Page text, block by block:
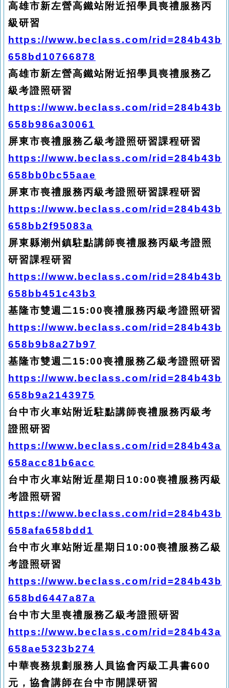
高雄市新左營高鐵站附近招學員喪禮服務丙
級研習
https://www.beclass.com/rid=284b43b
658bd10766878
高雄市新左營高鐵站附近招學員喪禮服務乙
級考證照研習
https://www.beclass.com/rid=284b43b
658b986a30061
屏東市喪禮服務乙級考證照研習課程研習
https://www.beclass.com/rid=284b43b
658bb0bc55aae
屏東市喪禮服務丙級考證照研習課程研習
https://www.beclass.com/rid=284b43b
658bb2f95083a
屏東縣潮州鎮駐點講師喪禮服務丙級考證照
研習課程研習
https://www.beclass.com/rid=284b43b
658bb451c43b3
基隆市雙週二15:00喪禮服務丙級考證照研習
https://www.beclass.com/rid=284b43b
658b9b8a27b97
基隆市雙週二15:00喪禮服務乙級考證照研習
https://www.beclass.com/rid=284b43b
658b9a2143975
台中市火車站附近駐點講師喪禮服務丙級考
證照研習
https://www.beclass.com/rid=284b43a
658acc81b6acc
台中市火車站附近星期日10:00喪禮服務丙級
考證照研習
https://www.beclass.com/rid=284b43b
658afa658bdd1
台中市火車站附近星期日10:00喪禮服務乙級
考證照研習
https://www.beclass.com/rid=284b43b
658bd6447a87a
台中市大里喪禮服務乙級考證照研習
https://www.beclass.com/rid=284b43a
658ae5323b274
中華喪務規劃服務人員協會丙級工具書600
元，協會講師在台中市開課研習